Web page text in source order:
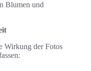
Blumen und
Wirkung der Fotos